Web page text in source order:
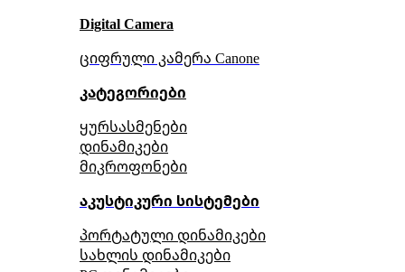
Digital Camera
ციფრული კამერა Сanone
კატეგორიები
ყურსასმენები
დინამიკები
მიკროფონები
აკუსტიკური სისტემები
პორტატული დინამიკები
სახლის დინამიკები